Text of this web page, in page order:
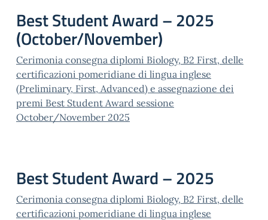
Best Student Award – 2025
(October/November)
Cerimonia consegna diplomi Biology, B2 First, delle
certificazioni pomeridiane di lingua inglese
(Preliminary, First, Advanced) e assegnazione dei
premi Best Student Award sessione
October/November 2025
Best Student Award – 2025
Cerimonia consegna diplomi Biology, B2 First, delle
certificazioni pomeridiane di lingua inglese